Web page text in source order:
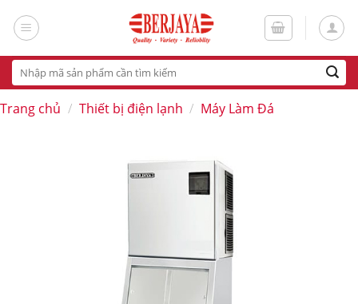
Tìm
kiếm:
Trang chủ / Thiết bị điện lạnh / Máy Làm Đá